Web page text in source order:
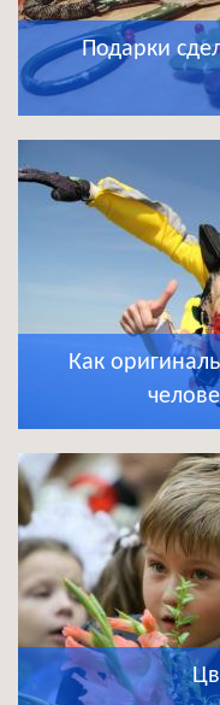
Подарки
Как